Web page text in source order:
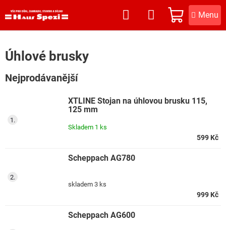
na
NÁKUPNÍ
KOŠÍK
Úhlové brusky
Nejprodávanější
XTLINE Stojan na úhlovou brusku 115,
125 mm
Skladem 1 ks
599 Kč
Scheppach AG780
skladem 3 ks
999 Kč
Scheppach AG600